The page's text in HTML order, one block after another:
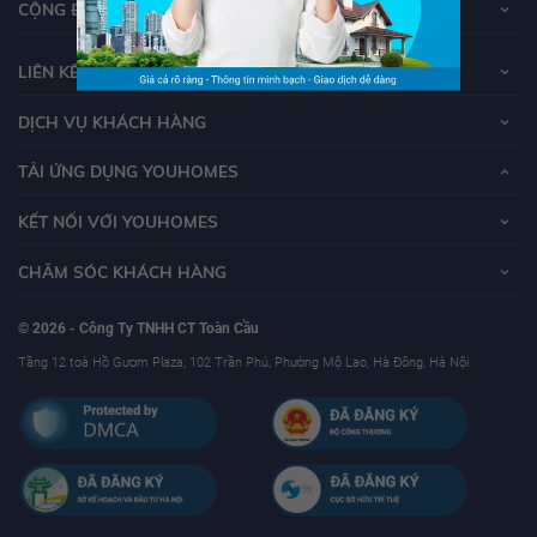
CỘNG ĐỒNG YOUHOMERS
LIÊN KẾT
DỊCH VỤ KHÁCH HÀNG
TẢI ỨNG DỤNG YOUHOMES
KẾT NỐI VỚI YOUHOMES
CHĂM SÓC KHÁCH HÀNG
© 2026 - Công Ty TNHH CT Toàn Cầu
Tầng 12 toà Hồ Gươm Plaza, 102 Trần Phú, Phường Mộ Lao, Hà Đông, Hà Nội